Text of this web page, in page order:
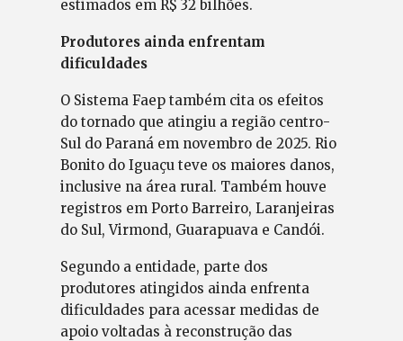
estimados em R$ 32 bilhões.
Produtores ainda enfrentam
dificuldades
O Sistema Faep também cita os efeitos
do tornado que atingiu a região centro-
Sul do Paraná em novembro de 2025. Rio
Bonito do Iguaçu teve os maiores danos,
inclusive na área rural. Também houve
registros em Porto Barreiro, Laranjeiras
do Sul, Virmond, Guarapuava e Candói.
Segundo a entidade, parte dos
produtores atingidos ainda enfrenta
dificuldades para acessar medidas de
apoio voltadas à reconstrução das